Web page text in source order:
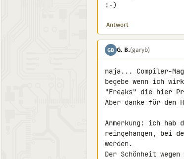
:-)
Antwort
GB G. B.(garyb)
naja... Compiler-
begebe wenn ich
"Freaks" die hier
Aber danke für den
Anmerkung: ich hab
reingehangen, bei
werden.
Der Schönheit